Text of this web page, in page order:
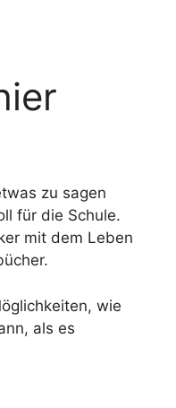
zu sagen
für die Schule.
mit dem Leben
wie
als es